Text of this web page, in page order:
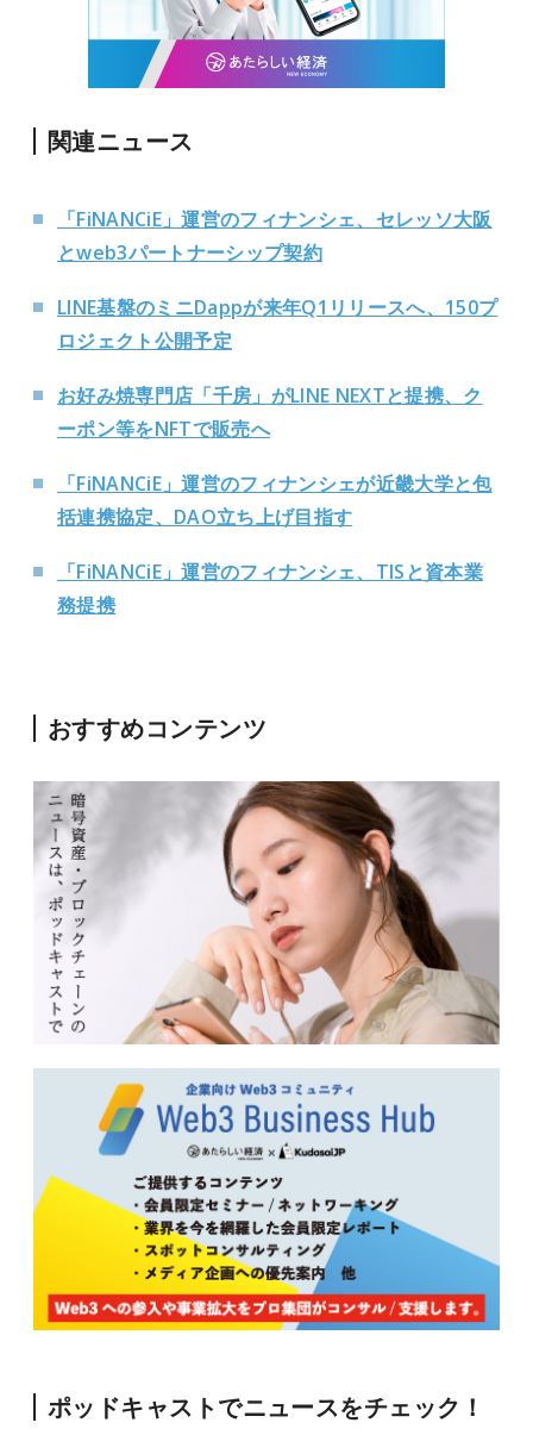
関連ニュース
「FiNANCiE」運営のフィナンシェ、セレッソ大阪
とweb3パートナーシップ契約
LINE基盤のミニDappが来年Q1リリースへ、150プ
ロジェクト公開予定
お好み焼専門店「千房」がLINE NEXTと提携、ク
ーポン等をNFTで販売へ
「FiNANCiE」運営のフィナンシェが近畿大学と包
括連携協定、DAO立ち上げ目指す
「FiNANCiE」運営のフィナンシェ、TISと資本業
務提携
おすすめコンテンツ
ポッドキャストでニュースをチェック！